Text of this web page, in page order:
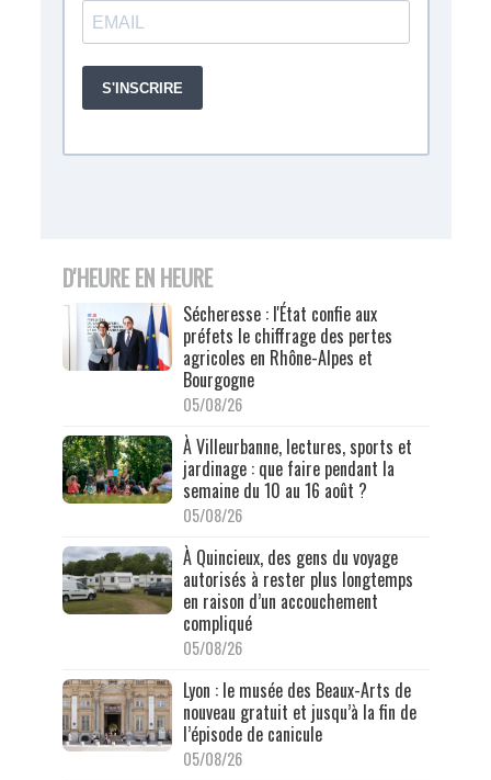
D'HEURE EN HEURE
Sécheresse : l'État confie aux
préfets le chiffrage des pertes
agricoles en Rhône-Alpes et
Bourgogne
05/08/26
À Villeurbanne, lectures, sports et
jardinage : que faire pendant la
semaine du 10 au 16 août ?
05/08/26
À Quincieux, des gens du voyage
autorisés à rester plus longtemps
en raison d’un accouchement
compliqué
05/08/26
Lyon : le musée des Beaux-Arts de
nouveau gratuit et jusqu’à la fin de
l’épisode de canicule
05/08/26